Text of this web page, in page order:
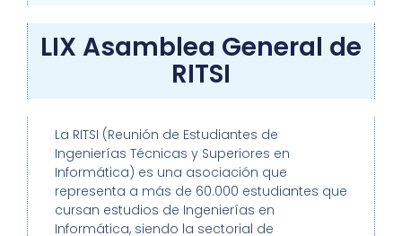
LIX Asamblea General de
RITSI
La RITSI (Reunión de Estudiantes de
Ingenierías Técnicas y Superiores en
Informática) es una asociación que
representa a más de 60.000 estudiantes que
cursan estudios de Ingenierías en
Informática, siendo la sectorial de